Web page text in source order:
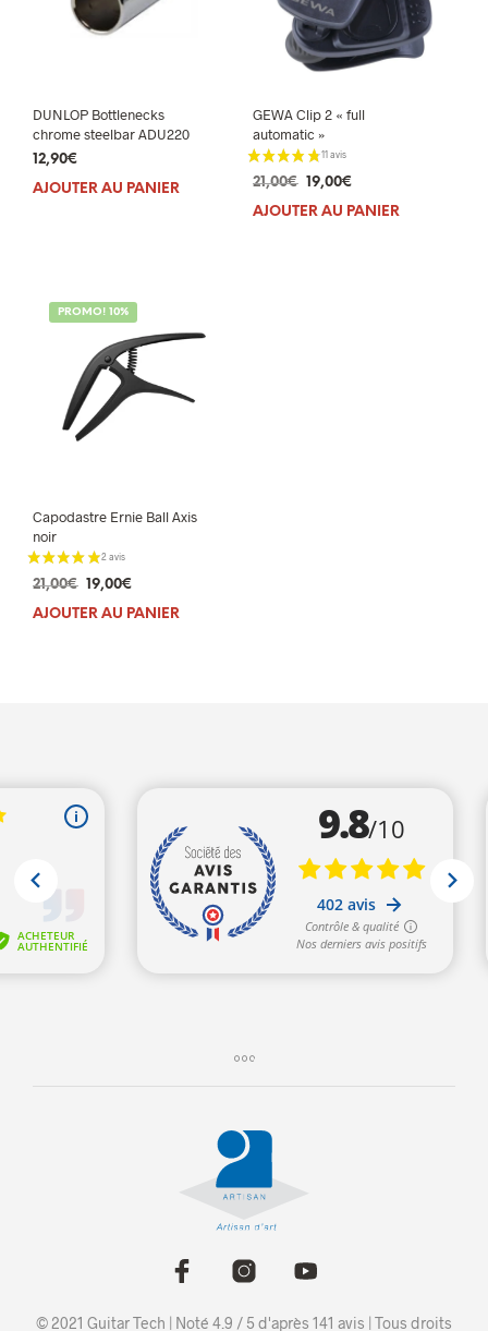
DUNLOP Bottlenecks
chrome steelbar ADU220
12,90€
AJOUTER AU PANIER
GEWA Clip 2 « full
automatic »
21,00€ Le
prix
19,00€Le
prix
AJOUTER AU PANIER
PROMO! 10%
Capodastre Ernie Ball Axis
noir
21,00€ Le
prix
19,00€
prix
AJOUTER AU PANIER
© 2021 Guitar Tech | Noté 4.9 / 5 d'après 141 avis | Tous droits